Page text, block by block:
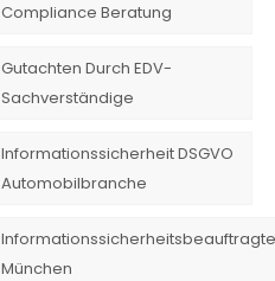
Compliance Beratung
Gutachten Durch EDV-
Sachverständige
Informationssicherheit DSGVO
Automobilbranche
München